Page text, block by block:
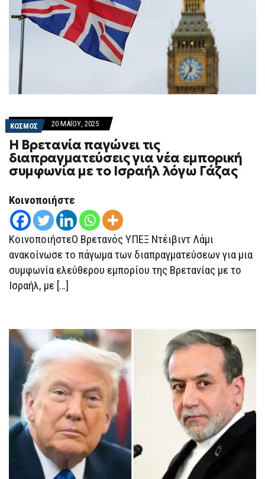
ΚΟΣΜΟΣ 20 ΜΑΪ́ΟΥ, 2025
Η Βρετανία παγώνει τις
διαπραγματεύσεις για νέα εμπορική
συμφωνία με το Ισραήλ λόγω Γάζας
Κοινοποιήστε
ΚοινοποιήστεΟ Βρετανός ΥΠΕΞ Ντέιβιντ Λάμι
ανακοίνωσε το πάγωμα των διαπραγματεύσεων για μια
συμφωνία ελεύθερου εμπορίου της Βρετανίας με το
Ισραήλ, με […]